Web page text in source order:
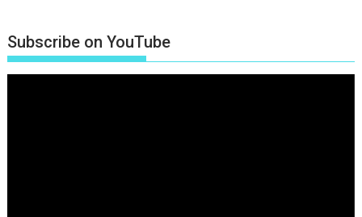
Subscribe on YouTube